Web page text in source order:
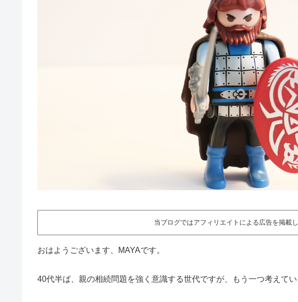
当ブログではアフィリエイトによる広告を掲載
おはようございます、MAYAです。
40代半ば、親の相続問題を強く意識する世代ですが、もう一つ考えてい